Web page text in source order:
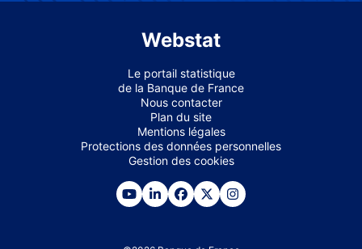
Webstat
Le portail statistique
de la Banque de France
Nous contacter
Plan du site
Mentions légales
Protections des données personnelles
Gestion des cookies